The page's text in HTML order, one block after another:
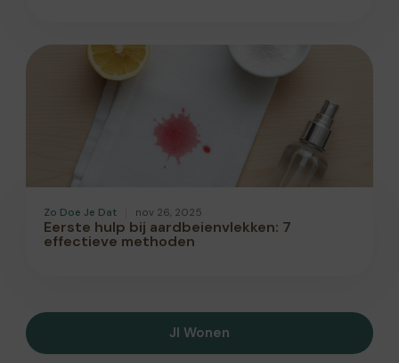
Zo Doe Je Dat nov 26, 2025
Eerste hulp bij aardbeienvlekken: 7
effectieve methoden
Jl Wonen